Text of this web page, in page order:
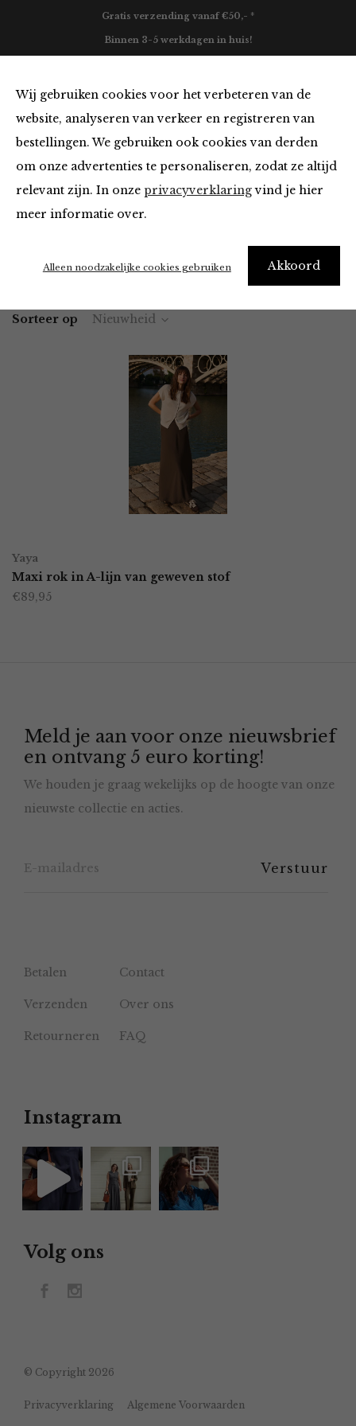
Wij gebruiken cookies voor het verbeteren van de
website, analyseren van verkeer en registreren van
bestellingen. We gebruiken ook cookies van derden
om onze advertenties te personaliseren, zodat ze altijd
relevant zijn. In onze privacyverklaringvind je hier
meer informatie over.
Akkoord
Alleen noodzakelijke cookies gebruiken
Gratis verzending vanaf €50,- *
Binnen 3-5 werkdagen in huis!
Jurken en Rokken van Yaya
Home Winkel Kleding Jurken en Rokken
Sorteer op Nieuwheid
product
heeft
kan
gekozen
worden
op
productpagina
Yaya
Maxi rok in A-lijn van geweven stof
€89,95
Meld je aan voor onze nieuwsbrief
en ontvang 5 euro korting!
We houden je graag wekelijks op de hoogte van onze
nieuwste collectie en acties.
Betalen Contact
Verzenden Over ons
Retourneren FAQ
Instagram
Volg ons
© Copyright 2026
Privacyverklaring Algemene Voorwaarden